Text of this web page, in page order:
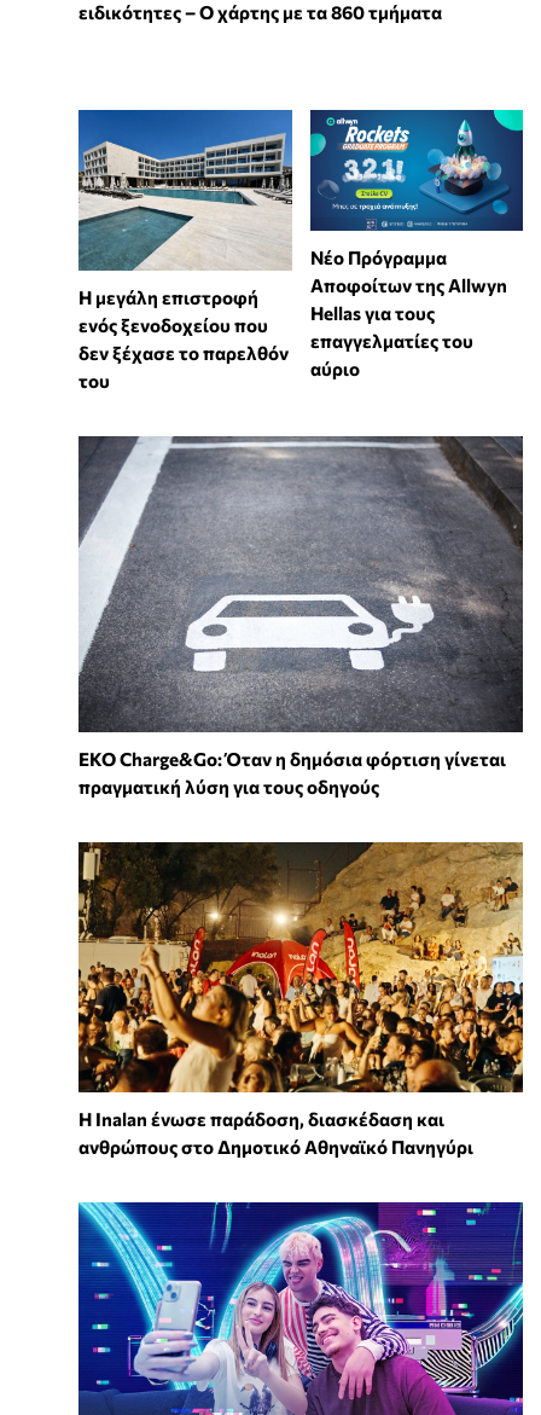
ειδικότητες – Ο χάρτης με τα 860 τμήματα
Η μεγάλη επιστροφή
ενός ξενοδοχείου που
δεν ξέχασε το παρελθόν
του
Νέο Πρόγραμμα
Αποφοίτων της Allwyn
Hellas για τους
επαγγελματίες του
αύριο
EKO Charge&Go: Όταν η δημόσια φόρτιση γίνεται
πραγματική λύση για τους οδηγούς
Η Inalan ένωσε παράδοση, διασκέδαση και
ανθρώπους στο Δημοτικό Αθηναϊκό Πανηγύρι